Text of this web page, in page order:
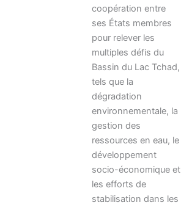
coopération entre
ses États membres
pour relever les
multiples défis du
Bassin du Lac Tchad,
tels que la
dégradation
environnementale, la
gestion des
ressources en eau, le
développement
socio-économique et
les efforts de
stabilisation dans les